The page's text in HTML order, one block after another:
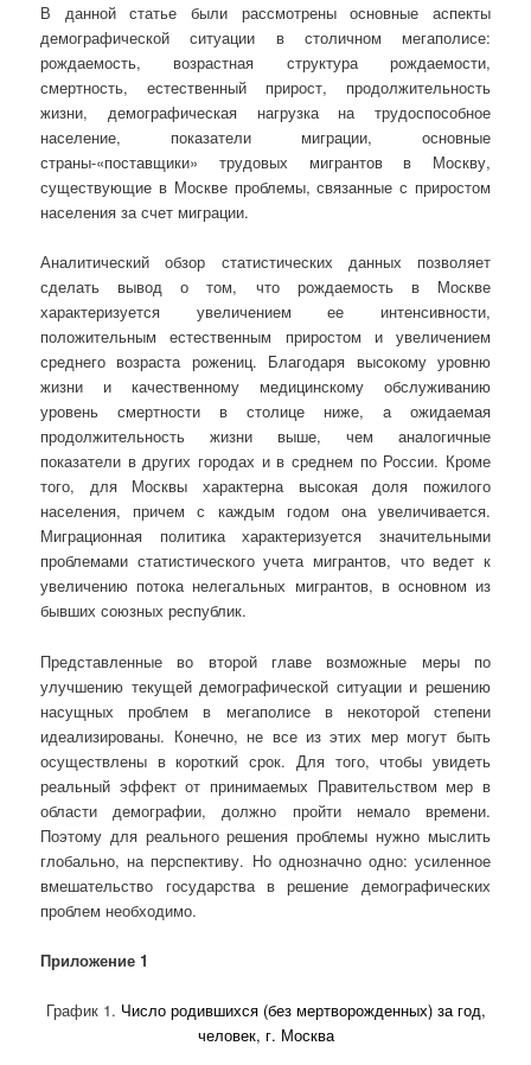
В данной статье были рассмотрены основные аспекты
демографической ситуации в столичном мегаполисе:
рождаемость, возрастная структура рождаемости,
смертность, естественный прирост, продолжительность
жизни, демографическая нагрузка на трудоспособное
население, показатели миграции, основные
страны-«поставщики» трудовых мигрантов в Москву,
существующие в Москве проблемы, связанные с приростом
населения за счет миграции.
Аналитический обзор статистических данных позволяет
сделать вывод о том, что рождаемость в Москве
характеризуется увеличением ее интенсивности,
положительным естественным приростом и увеличением
среднего возраста рожениц. Благодаря высокому уровню
жизни и качественному медицинскому обслуживанию
уровень смертности в столице ниже, а ожидаемая
продолжительность жизни выше, чем аналогичные
показатели в других городах и в среднем по России. Кроме
того, для Москвы характерна высокая доля пожилого
населения, причем с каждым годом она увеличивается.
Миграционная политика характеризуется значительными
проблемами статистического учета мигрантов, что ведет к
увеличению потока нелегальных мигрантов, в основном из
бывших союзных республик.
Представленные во второй главе возможные меры по
улучшению текущей демографической ситуации и решению
насущных проблем в мегаполисе в некоторой степени
идеализированы. Конечно, не все из этих мер могут быть
осуществлены в короткий срок. Для того, чтобы увидеть
реальный эффект от принимаемых Правительством мер в
области демографии, должно пройти немало времени.
Поэтому для реального решения проблемы нужно мыслить
глобально, на перспективу. Но однозначно одно: усиленное
вмешательство государства в решение демографических
проблем необходимо.
Приложение 1
График 1. Число родившихся (без мертворожденных) за год,
человек, г. Москва